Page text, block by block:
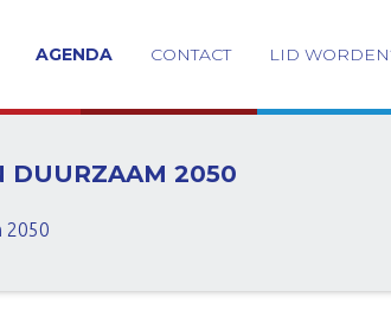
AGENDA CONTACT LID
DUURZAAM 2050
2050